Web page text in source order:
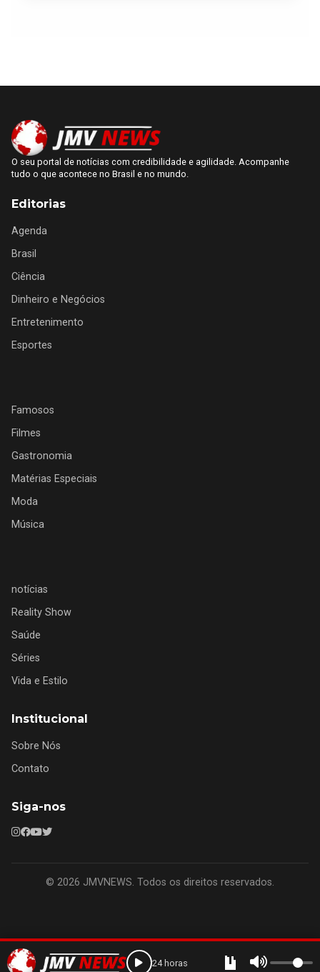
24 horas
O seu portal de notícias com credibilidade e agilidade. Acompanhe
tudo o que acontece no Brasil e no mundo.
Editorias
Agenda
Brasil
Ciência
Dinheiro e Negócios
Entretenimento
Esportes
Famosos
Filmes
Gastronomia
Matérias Especiais
Moda
Música
notícias
Reality Show
Saúde
Séries
Vida e Estilo
Institucional
Sobre Nós
Contato
Siga-nos
© 2026 JMVNEWS. Todos os direitos reservados.